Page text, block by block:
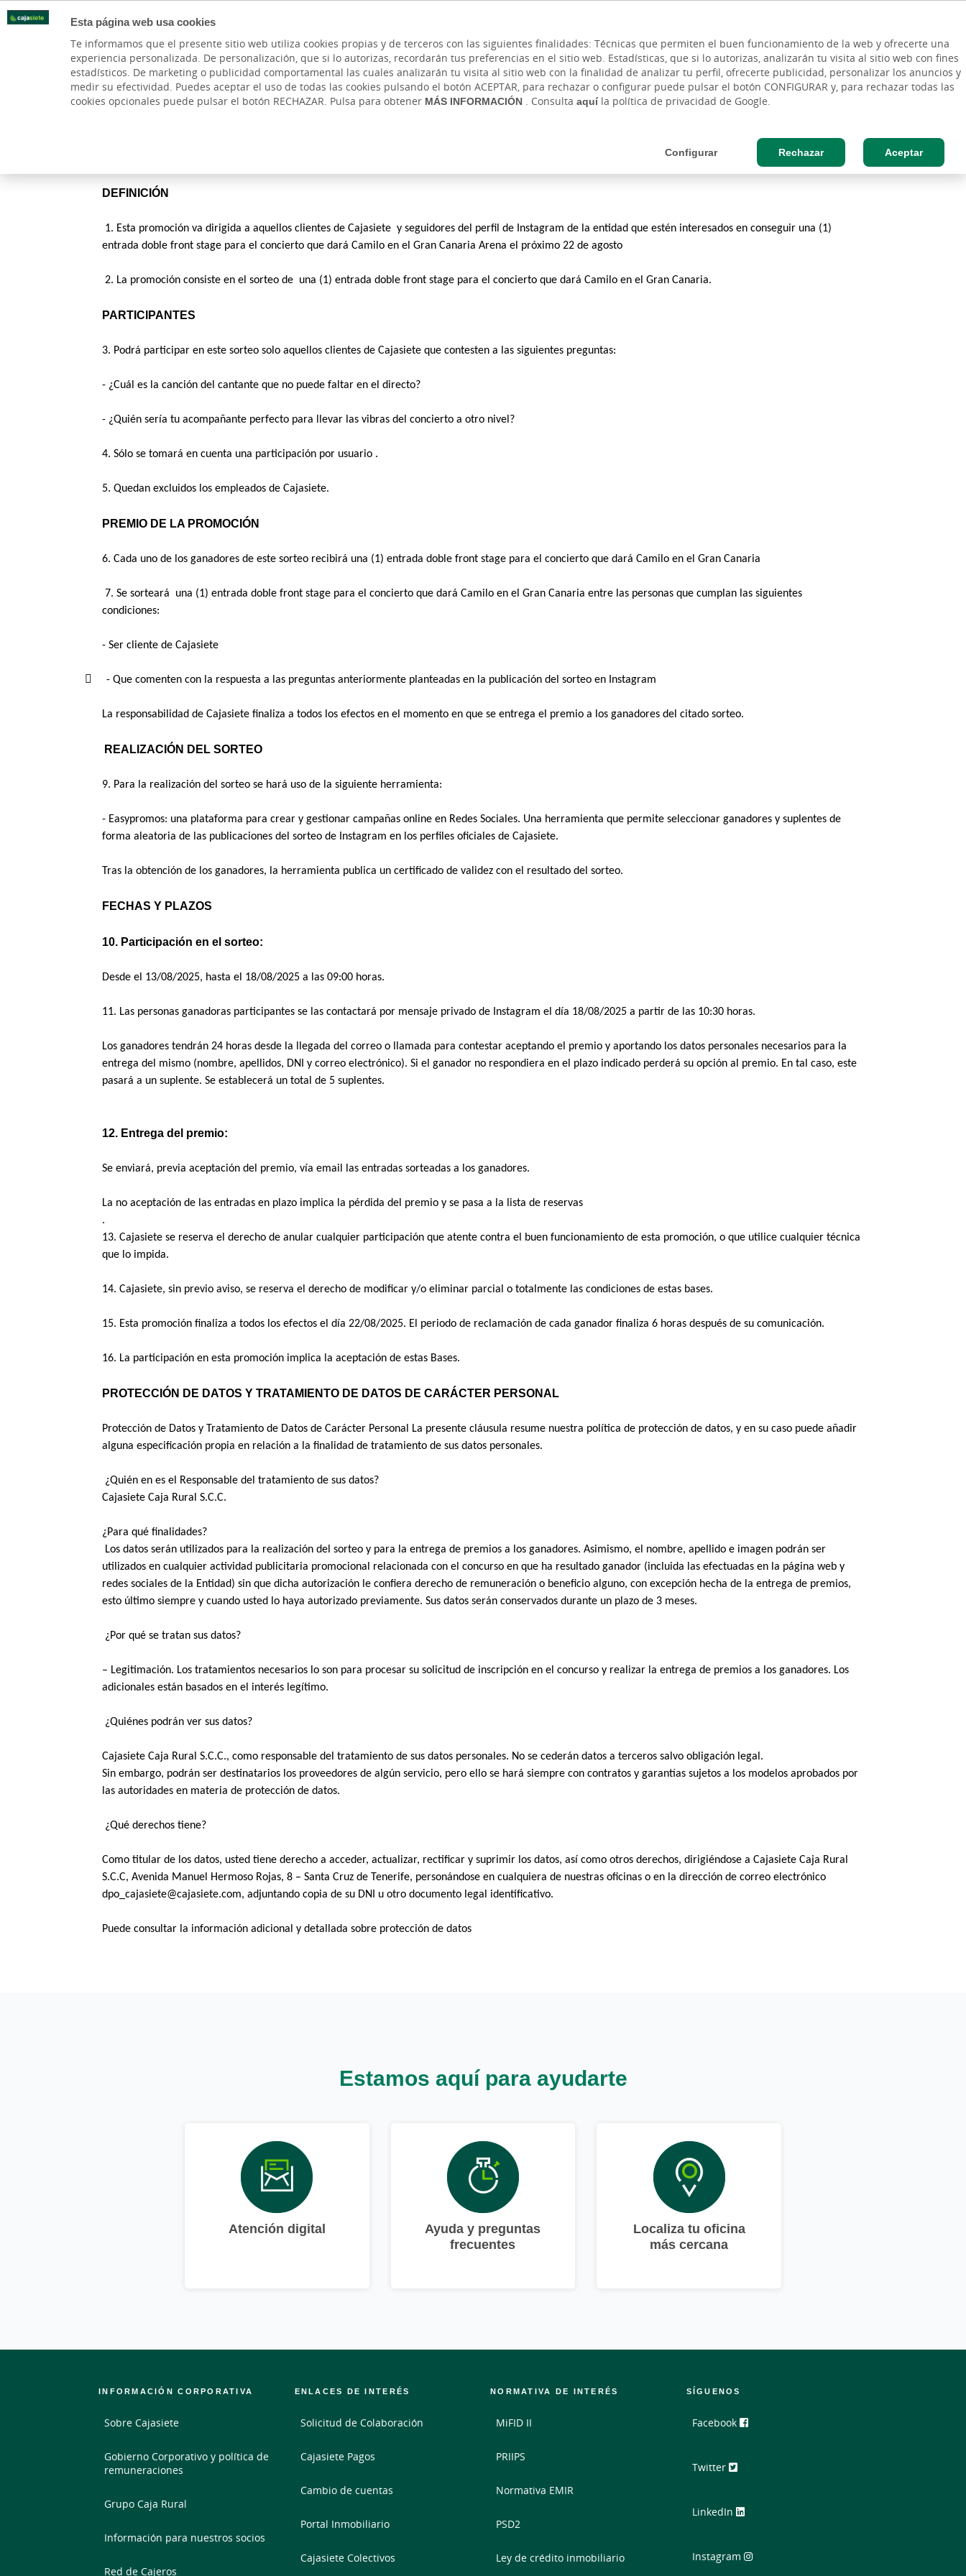
Esta página web usa cookies
Te informamos que el presente sitio web utiliza cookies propias y de terceros con las siguientes finalidades: Técnicas que permiten el buen funcionamiento de la web y ofrecerte una
experiencia personalizada. De personalización, que si lo autorizas, recordarán tus preferencias en el sitio web. Estadísticas, que si lo autorizas, analizarán tu visita al sitio web con fines
estadísticos. De marketing o publicidad comportamental las cuales analizarán tu visita al sitio web con la finalidad de analizar tu perfil, ofrecerte publicidad, personalizar los anuncios y
medir su efectividad. Puedes aceptar el uso de todas las cookies pulsando el botón ACEPTAR, para rechazar o configurar puede pulsar el botón CONFIGURAR y, para rechazar todas las
cookies opcionales puede pulsar el botón RECHAZAR. Pulsa para obtener MÁS INFORMACIÓN. Consulta aquíla política de privacidad de Google.
Configurar Rechazar Aceptar
DE
PARTICULARES BANCA PRIVADA AUTÓNOMOS Y EMPRENDEDORES EMPRESAS AGRO
DEFINICIÓN
1. Esta promoción va dirigida a aquellos clientes de Cajasiete  y seguidores del perfil de Instagram de la entidad que estén interesados en conseguir una (1)
entrada doble front stage para el concierto que dará Camilo en el Gran Canaria Arena el próximo 22 de agosto
2. La promoción consiste en el sorteo de  una (1) entrada doble front stage para el concierto que dará Camilo en el Gran Canaria.
PARTICIPANTES
3. Podrá participar en este sorteo solo aquellos clientes de Cajasiete que contesten a las siguientes preguntas:
- ¿Cuál es la canción del cantante que no puede faltar en el directo?
- ¿Quién sería tu acompañante perfecto para llevar las vibras del concierto a otro nivel?
4. Sólo se tomará en cuenta una participación por usuario .
5. Quedan excluidos los empleados de Cajasiete.
PREMIO DE LA PROMOCIÓN
6. Cada uno de los ganadores de este sorteo recibirá una (1) entrada doble front stage para el concierto que dará Camilo en el Gran Canaria
7. Se sorteará  una (1) entrada doble front stage para el concierto que dará Camilo en el Gran Canaria entre las personas que cumplan las siguientes
condiciones:
- Ser cliente de Cajasiete
     - Que comenten con la respuesta a las preguntas anteriormente planteadas en la publicación del sorteo en Instagram
La responsabilidad de Cajasiete finaliza a todos los efectos en el momento en que se entrega el premio a los ganadores del citado sorteo.
REALIZACIÓN DEL SORTEO
9. Para la realización del sorteo se hará uso de la siguiente herramienta:
- Easypromos: una plataforma para crear y gestionar campañas online en Redes Sociales. Una herramienta que permite seleccionar ganadores y suplentes de
forma aleatoria de las publicaciones del sorteo de Instagram en los perfiles oficiales de Cajasiete.
Tras la obtención de los ganadores, la herramienta publica un certificado de validez con el resultado del sorteo.
FECHAS Y PLAZOS
10. Participación en el sorteo:
Desde el 13/08/2025, hasta el 18/08/2025 a las 09:00 horas.
11. Las personas ganadoras participantes se las contactará por mensaje privado de Instagram el día 18/08/2025 a partir de las 10:30 horas.
Los ganadores tendrán 24 horas desde la llegada del correo o llamada para contestar aceptando el premio y aportando los datos personales necesarios para la
entrega del mismo (nombre, apellidos, DNI y correo electrónico). Si el ganador no respondiera en el plazo indicado perderá su opción al premio. En tal caso, este
pasará a un suplente. Se establecerá un total de 5 suplentes.
12. Entrega del premio:
Se enviará, previa aceptación del premio, vía email las entradas sorteadas a los ganadores.
La no aceptación de las entradas en plazo implica la pérdida del premio y se pasa a la lista de reservas
.
13. Cajasiete se reserva el derecho de anular cualquier participación que atente contra el buen funcionamiento de esta promoción, o que utilice cualquier técnica
que lo impida.
14. Cajasiete, sin previo aviso, se reserva el derecho de modificar y/o eliminar parcial o totalmente las condiciones de estas bases.
15. Esta promoción finaliza a todos los efectos el día 22/08/2025. El periodo de reclamación de cada ganador finaliza 6 horas después de su comunicación.
16. La participación en esta promoción implica la aceptación de estas Bases.
PROTECCIÓN DE DATOS Y TRATAMIENTO DE DATOS DE CARÁCTER PERSONAL
Protección de Datos y Tratamiento de Datos de Carácter Personal La presente cláusula resume nuestra política de protección de datos, y en su caso puede añadir
alguna especificación propia en relación a la finalidad de tratamiento de sus datos personales.
¿Quién en es el Responsable del tratamiento de sus datos?
Cajasiete Caja Rural S.C.C.
¿Para qué finalidades?
Los datos serán utilizados para la realización del sorteo y para la entrega de premios a los ganadores. Asimismo, el nombre, apellido e imagen podrán ser
utilizados en cualquier actividad publicitaria promocional relacionada con el concurso en que ha resultado ganador (incluida las efectuadas en la página web y
redes sociales de la Entidad) sin que dicha autorización le confiera derecho de remuneración o beneficio alguno, con excepción hecha de la entrega de premios,
esto último siempre y cuando usted lo haya autorizado previamente. Sus datos serán conservados durante un plazo de 3 meses.
¿Por qué se tratan sus datos?
– Legitimación. Los tratamientos necesarios lo son para procesar su solicitud de inscripción en el concurso y realizar la entrega de premios a los ganadores. Los
adicionales están basados en el interés legítimo.
¿Quiénes podrán ver sus datos?
Cajasiete Caja Rural S.C.C., como responsable del tratamiento de sus datos personales. No se cederán datos a terceros salvo obligación legal.
Sin embargo, podrán ser destinatarios los proveedores de algún servicio, pero ello se hará siempre con contratos y garantías sujetos a los modelos aprobados por
las autoridades en materia de protección de datos.
¿Qué derechos tiene?
Como titular de los datos, usted tiene derecho a acceder, actualizar, rectificar y suprimir los datos, así como otros derechos, dirigiéndose a Cajasiete Caja Rural
S.C.C, Avenida Manuel Hermoso Rojas, 8 – Santa Cruz de Tenerife, personándose en cualquiera de nuestras oficinas o en la dirección de correo electrónico
dpo_cajasiete@cajasiete.com, adjuntando copia de su DNI u otro documento legal identificativo.
Puede consultar la información adicional y detallada sobre protección de datos
Estamos aquí para ayudarte
Atención digital
Ayuda y preguntas
frecuentes
Localiza tu oficina
más cercana
INFORMACIÓN CORPORATIVA
Sobre Cajasiete
Gobierno Corporativo y política de
remuneraciones
Grupo Caja Rural
Información para nuestros socios
Red de Cajeros
ENLACES DE INTERÉS
Solicitud de Colaboración
Cajasiete Pagos
Cambio de cuentas
Portal Inmobiliario
Cajasiete Colectivos
NORMATIVA DE INTERÉS
MiFID II
PRIIPS
Normativa EMIR
PSD2
Ley de crédito inmobiliario
SÍGUENOS
Facebook
Twitter
LinkedIn
Instagram